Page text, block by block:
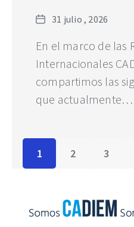
Fecha31 julio , 2026
En el marco de las
Internacionales
compartimos las
que actualmente…
1 2 3